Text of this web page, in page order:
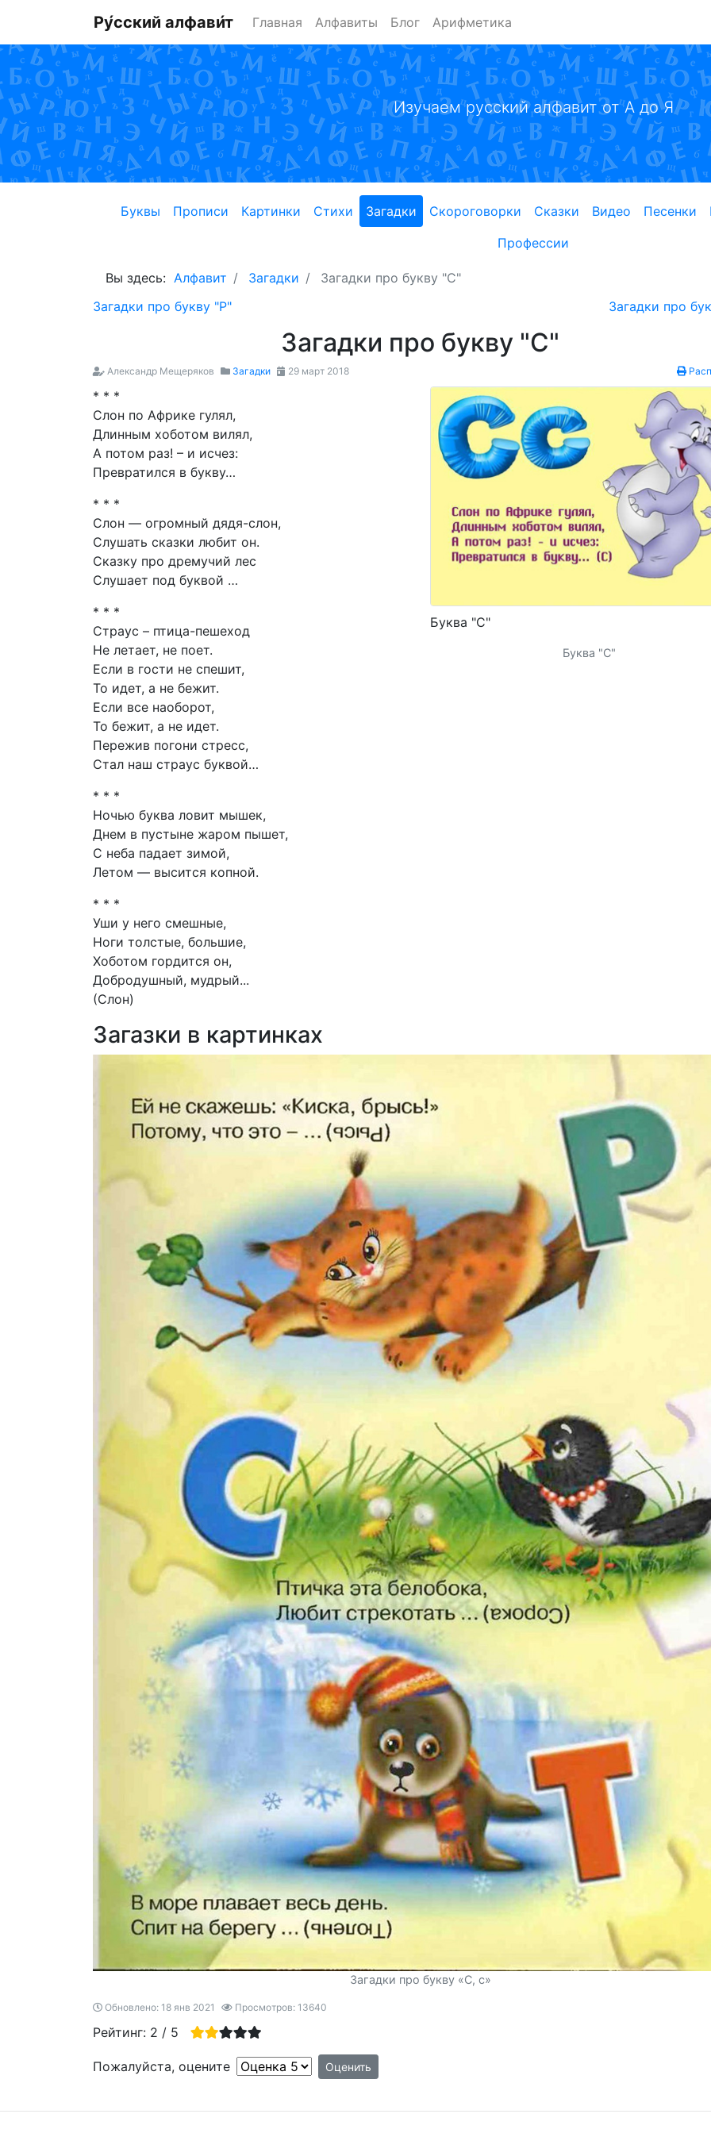
Ру́сский алфави́т Главная Алфавиты Блог Арифметика
Изучаем русский алфавит от А до Я
Буквы Прописи Картинки Стихи Загадки Скороговорки Сказки Видео Песенки
Профессии
Вы здесь: Алфавит Загадки
Загадки про букву "С"
Загадки про букву "Р"
Загадки про
Загадки про букву "С"
Александр Мещеряков Загадки 29 март 2018
Буква "С"
Буква "С"
* * *
Слон по Африке гулял,
Длинным хоботом вилял,
А потом раз! – и исчез:
Превратился в букву…
* * *
Слон — огромный дядя-слон,
Слушать сказки любит он.
Сказку про дремучий лес
Слушает под буквой …
* * *
Страус – птица-пешеход
Не летает, не поет.
Если в гости не спешит,
То идет, а не бежит.
Если все наоборот,
То бежит, а не идет.
Пережив погони стресс,
Стал наш страус буквой…
* * *
Ночью буква ловит мышек,
Днем в пустыне жаром пышет,
С неба падает зимой,
Летом — высится копной.
* * *
Уши у него смешные,
Ноги толстые, большие,
Хоботом гордится он,
Добродушный, мудрый...
(Слон)
Загазки в картинках
Загадки про букву «С, с»
Обновлено: 18 янв 2021 Просмотров: 13640
Рейтинг: 2 / 5
Пожалуйста, оцените